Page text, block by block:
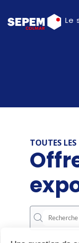
Le
TOUTES LES